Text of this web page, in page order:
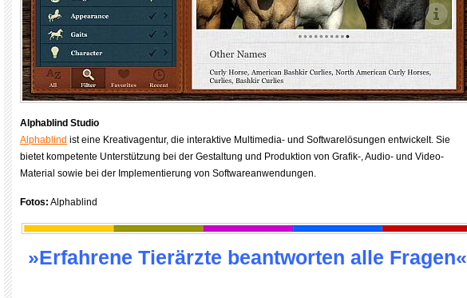
Alphablind Studio
Alphablind ist eine Kreativagentur, die interaktive Multimedia- und Softwarelösungen entwickelt. Sie
bietet kompetente Unterstützung bei der Gestaltung und Produktion von Grafik-, Audio- und Video-
Material sowie bei der Implementierung von Softwareanwendungen.
Fotos: Alphablind
»Erfahrene Tierärzte beantworten alle Fragen«